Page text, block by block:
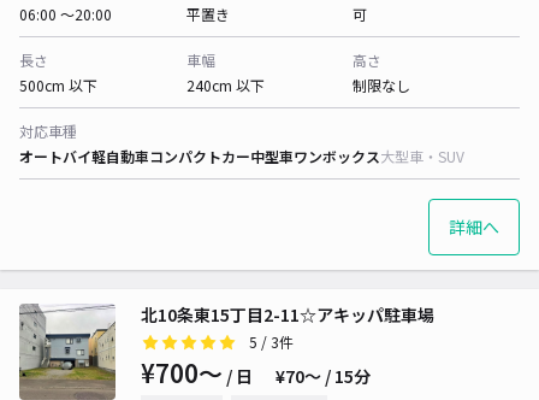
06:00 〜20:00
平置き
可
長さ
500cm 以下
車幅
240cm 以下
高さ
制限なし
対応車種
オートバイ軽自動車コンパクトカー中型車ワンボックス大型車・SUV
詳細へ
北10条東15丁目2-11☆アキッパ駐車場
5 / 3件
¥700〜 / 日 ¥70〜 / 15分